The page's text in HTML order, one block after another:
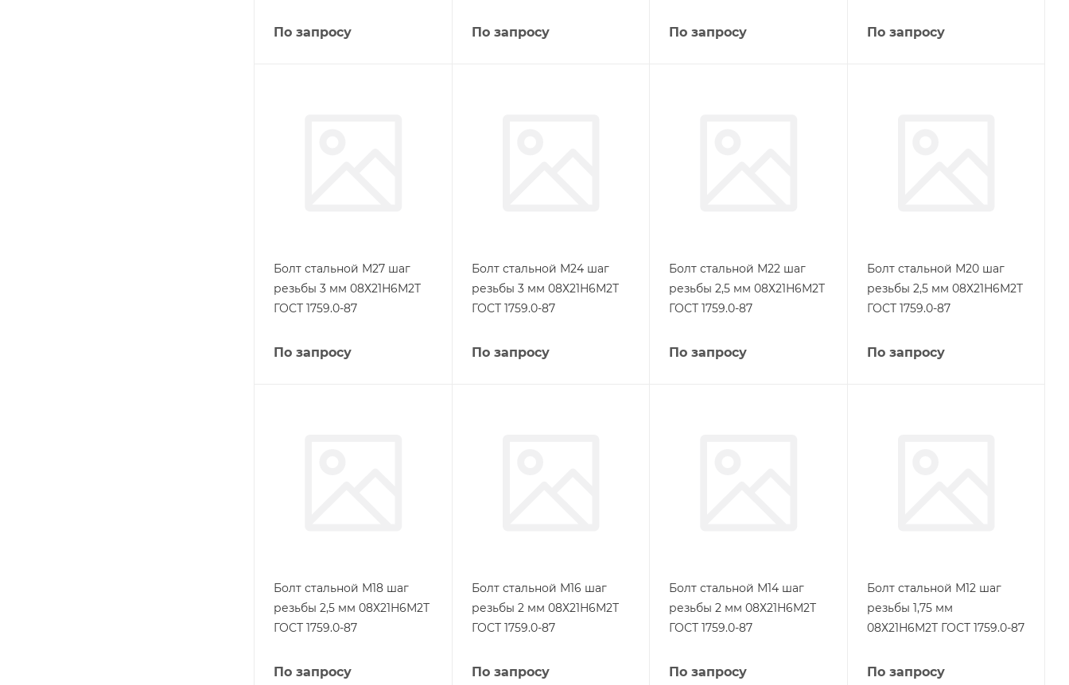
По запросу По запросу По запросу По запросу
Болт стальной М27 шаг
резьбы 3 мм 08Х21Н6М2Т
ГОСТ 1759.0-87
По запросу
Болт стальной М24 шаг
резьбы 3 мм 08Х21Н6М2Т
ГОСТ 1759.0-87
По запросу
Болт стальной М22 шаг
резьбы 2,5 мм 08Х21Н6М2Т
ГОСТ 1759.0-87
По запросу
Болт стальной М20 шаг
резьбы 2,5 мм 08Х21Н6М2Т
ГОСТ 1759.0-87
По запросу
Болт стальной М18 шаг
резьбы 2,5 мм 08Х21Н6М2Т
ГОСТ 1759.0-87
По запросу
Болт стальной М16 шаг
резьбы 2 мм 08Х21Н6М2Т
ГОСТ 1759.0-87
По запросу
Болт стальной М14 шаг
резьбы 2 мм 08Х21Н6М2Т
ГОСТ 1759.0-87
По запросу
Болт стальной М12 шаг
резьбы 1,75 мм
08Х21Н6М2Т ГОСТ 1759.0-87
По запросу